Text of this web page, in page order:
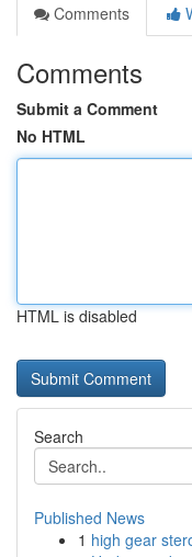
Comments
Comments
Submit a Comment
No HTML
HTML is disabled
Search
Published News
1 high gear